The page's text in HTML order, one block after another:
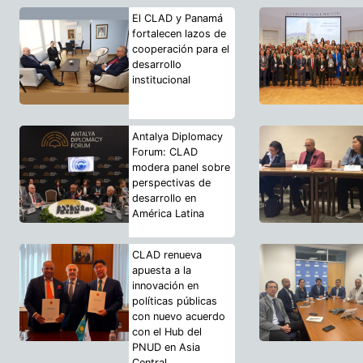
El CLAD y Panamá
fortalecen lazos de
cooperación para el
desarrollo
institucional
Antalya Diplomacy
Forum: CLAD
modera panel sobre
perspectivas de
desarrollo en
América Latina
CLAD renueva
apuesta a la
innovación en
políticas públicas
con nuevo acuerdo
con el Hub del
PNUD en Asia